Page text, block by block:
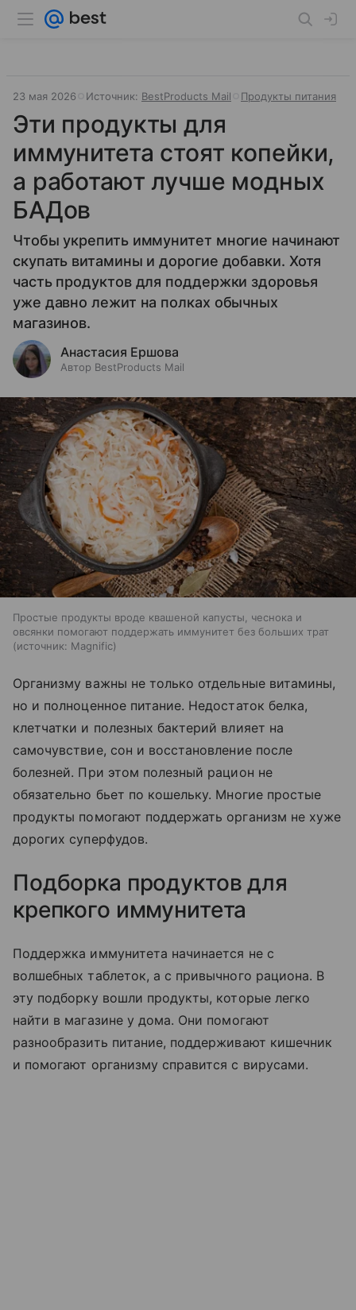
23 мая 2026 Источник: BestProducts Mail Продукты питания
Эти продукты для
иммунитета стоят копейки,
а работают лучше модных
БАДов
Чтобы укрепить иммунитет многие начинают
скупать витамины и дорогие добавки. Хотя
часть продуктов для поддержки здоровья
уже давно лежит на полках обычных
магазинов.
Анастасия Ершова
Автор BestProducts Mail
Простые продукты вроде квашеной капусты, чеснока и
овсянки помогают поддержать иммунитет без больших трат
источник: Magnific
Организму важны не только отдельные витамины,
но и полноценное питание. Недостаток белка,
клетчатки и полезных бактерий влияет на
самочувствие, сон и восстановление после
болезней. При этом полезный рацион не
обязательно бьет по кошельку. Многие простые
продукты помогают поддержать организм не хуже
дорогих суперфудов.
Подборка продуктов для
крепкого иммунитета
Поддержка иммунитета начинается не с
волшебных таблеток, а с привычного рациона. В
эту подборку вошли продукты, которые легко
найти в магазине у дома. Они помогают
разнообразить питание, поддерживают кишечник
и помогают организму справится с вирусами.